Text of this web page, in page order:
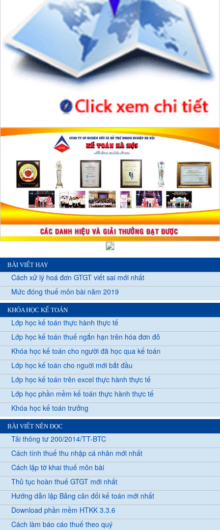
BÀI VIẾT HAY
Cách xử lý hoá đơn GTGT viết sai mới nhất
Mức đóng thuế môn bài năm 2019
KHÓA HỌC KẾ TOÁN
Lớp học kế toán thực hành thực tế
Lớp học kế toán thuế ngắn hạn trên hóa đơn đỏ
Khóa học kế toán cho người đã học qua kế toán
Lớp học kế toán cho nguời mới bắt đầu
Lớp học kế toán trên excel thực hành thực tế
Lớp học phần mềm kế toán thực hành thực tế
Khóa học kế toán trưởng
BÀI VIẾT NÊN ĐỌC
Tải thông tư 200/2014/TT-BTC
Cách tính thuế thu nhập cá nhân mới nhất
Cách lập tờ khai thuế môn bài
Thủ tục hoàn thuế GTGT mới nhất
Hướng dẫn lập Bảng cân đối kế toán mới nhất
Download phần mềm HTKK 3.3.6
Cách làm báo cáo thuế theo quý